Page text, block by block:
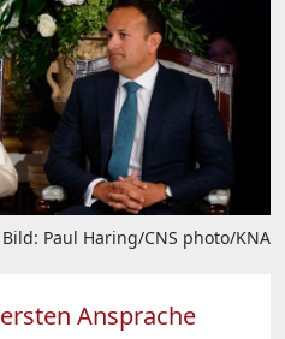
Bild: Paul Haring/CNS photo/KNA
Ansprache